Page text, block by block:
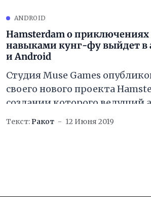
ANDROID
Hamsterdam о приключениях
навыками кунг-фу выйдет в
и Android
Студия Muse Games
своего нового проекта
создании которого ведущий
Дерек Чоу черпал
Текст:Ракот 12 Июня 2019